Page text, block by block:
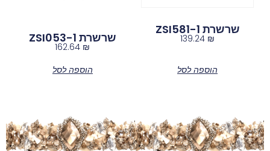
שרשרת ZSI581-1
139.24 ₪
הוספה לסל
שרשרת ZSI053-1
162.64 ₪
הוספה לסל